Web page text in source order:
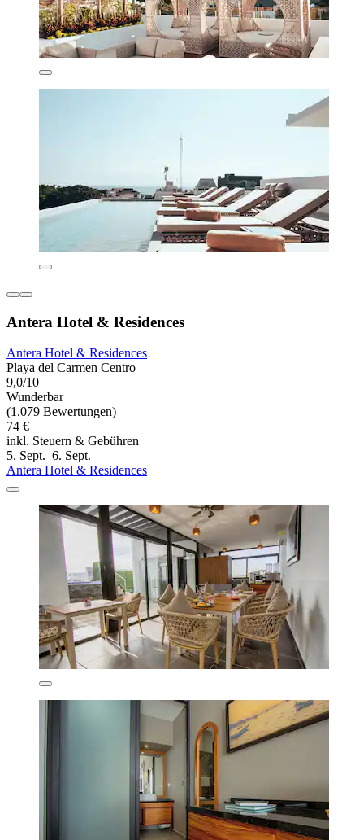
Antera Hotel & Residences
Antera Hotel & Residences
Playa del Carmen Centro
9,0/10
Wunderbar
(1.079 Bewertungen)
74 €
inkl. Steuern & Gebühren
5. Sept.–6. Sept.
Antera Hotel & Residences